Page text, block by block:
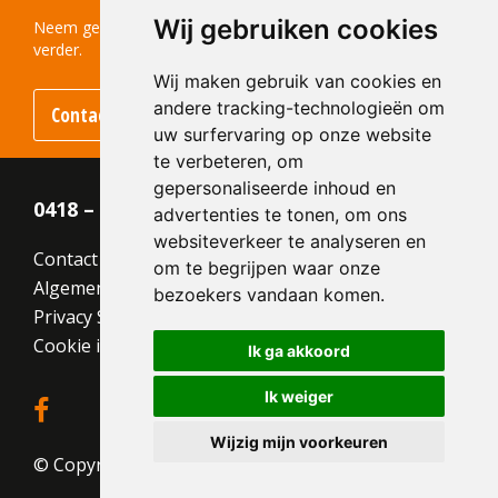
Wij gebruiken cookies
Wij maken gebruik van cookies en
andere tracking-technologieën om
uw surfervaring op onze website
te verbeteren, om
gepersonaliseerde inhoud en
advertenties te tonen, om ons
websiteverkeer te analyseren en
om te begrijpen waar onze
bezoekers vandaan komen.
Ik ga akkoord
Ik weiger
Wijzig mijn voorkeuren
Kleur:
Bruin
Neem gerust contact met ons op! We helpen u graag
verder.
Contact opnemen
0418 – 55 22 21
Contact
Algemene voorwaarden
Privacy Statement
Cookie instellingen
© Copyright 2026